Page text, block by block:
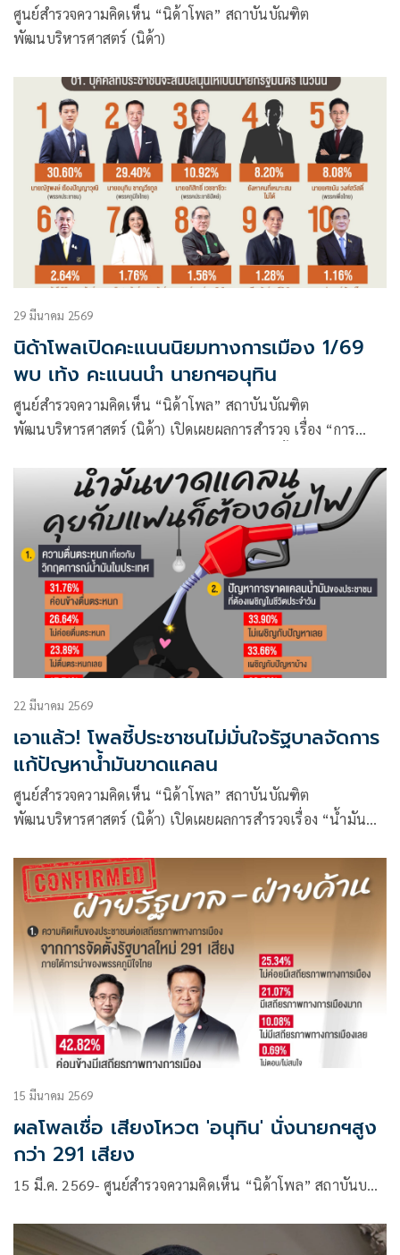
ศูนย์สำรวจความคิดเห็น “นิด้าโพล” สถาบันบัณฑิต
พัฒนบริหารศาสตร์ (นิด้า)
29 มีนาคม 2569
นิด้าโพลเปิดคะแนนนิยมทางการเมือง 1/69
พบ เท้ง คะแนนนำ นายกฯอนุทิน
ศูนย์สำรวจความคิดเห็น “นิด้าโพล” สถาบันบัณฑิต
พัฒนบริหารศาสตร์ (นิด้า) เปิดเผยผลการสำรวจ เรื่อง “การ
22 มีนาคม 2569
เอาแล้ว! โพลชี้ประชาชนไม่มั่นใจรัฐบาลจัดการ
แก้ปัญหาน้ำมันขาดแคลน
ศูนย์สำรวจความคิดเห็น “นิด้าโพล” สถาบันบัณฑิต
พัฒนบริหารศาสตร์ (นิด้า) เปิดเผยผลการสำรวจเรื่อง “น้ำมัน
17-18 มีนาคม 2569
15 มีนาคม 2569
ผลโพลเชื่อ เสียงโหวต 'อนุทิน' นั่งนายกฯสูง
กว่า 291 เสียง
15 มี.ค. 2569- ศูนย์สำรวจความคิดเห็น “นิด้าโพล” สถาบันบ…